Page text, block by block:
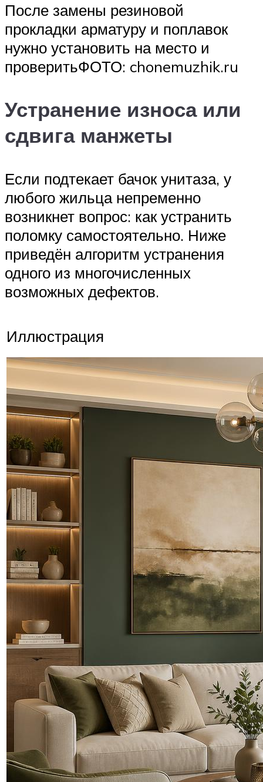
После замены резиновой
прокладки арматуру и поплавок
нужно установить на место и
проверитьФОТО: chonemuzhik.ru
Устранение износа или
сдвига манжеты
Если подтекает бачок унитаза, у
любого жильца непременно
возникнет вопрос: как устранить
поломку самостоятельно. Ниже
приведён алгоритм устранения
одного из многочисленных
возможных дефектов.
Иллюстрация